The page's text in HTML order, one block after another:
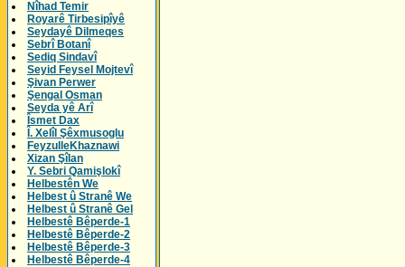
Nîhad Temir
Royarê Tirbesipîyê
Seydayê Dilmeqes
Sebrî Botanî
Sediq Sindavî
Seyid Feysel Mojtevî
Şivan Perwer
Şengal Osman
Seyda yê Arî
Îsmet Dax
Î. Xelîl Şêxmusoglu
FeyzulleKhaznawi
Xizan Şîlan
Y. Sebri Qamişlokî
Helbestên We
Helbest û Stranê We
Helbest û Stranê Gel
Helbestê Bêperde-1
Helbestê Bêperde-2
Helbestê Bêperde-3
Helbestê Bêperde-4